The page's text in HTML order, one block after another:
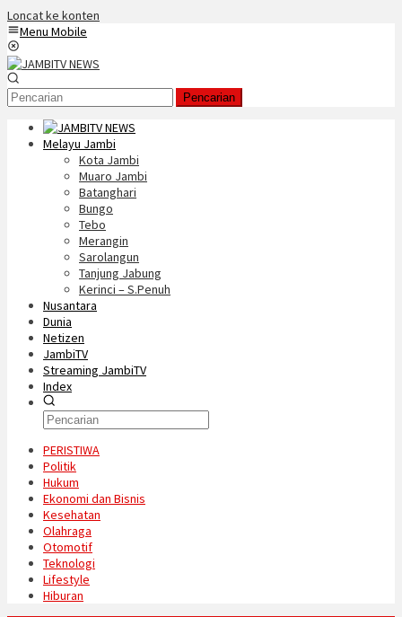
Loncat ke konten
Menu Mobile
Pencarian
Melayu Jambi
Kota Jambi
Muaro Jambi
Batanghari
Bungo
Tebo
Merangin
Sarolangun
Tanjung Jabung
Kerinci – S.Penuh
Nusantara
Dunia
Netizen
JambiTV
Streaming JambiTV
Index
PERISTIWA
Politik
Hukum
Ekonomi dan Bisnis
Kesehatan
Olahraga
Otomotif
Teknologi
Lifestyle
Hiburan